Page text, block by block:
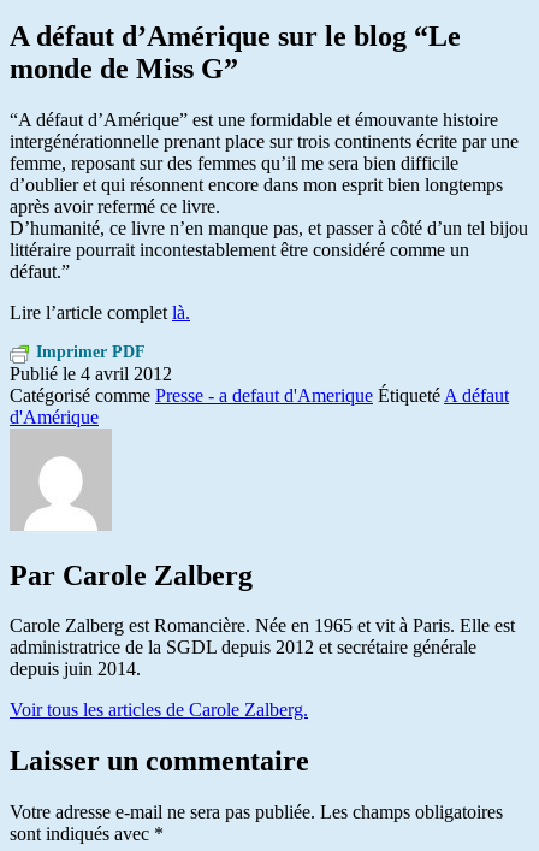
A défaut d’Amérique sur le blog “Le
monde de Miss G”
“A défaut d’Amérique” est une formidable et émouvante histoire
intergénérationnelle prenant place sur trois continents écrite par une
femme, reposant sur des femmes qu’il me sera bien difficile
d’oublier et qui résonnent encore dans mon esprit bien longtemps
après avoir refermé ce livre.
D’humanité, ce livre n’en manque pas, et passer à côté d’un tel bijou
littéraire pourrait incontestablement être considéré comme un
défaut.”
Lire l’article complet là.
Imprimer PDF
Publié le 4 avril 2012
Catégorisé comme Presse - a defaut d'Amerique Étiqueté A défaut
d'Amérique
Par Carole Zalberg
Carole Zalberg est Romancière. Née en 1965 et vit à Paris. Elle est
administratrice de la SGDL depuis 2012 et secrétaire générale
depuis juin 2014.
Voir tous les articles de Carole Zalberg.
Laisser un commentaire
Votre adresse e-mail ne sera pas publiée. Les champs obligatoires
sont indiqués avec *